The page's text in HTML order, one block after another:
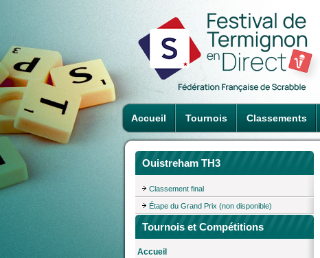
Accueil Tournois Classements
Ouistreham TH3
Classement final
Étape du Grand Prix (non disponible)
Tournois et Compétitions
Accueil